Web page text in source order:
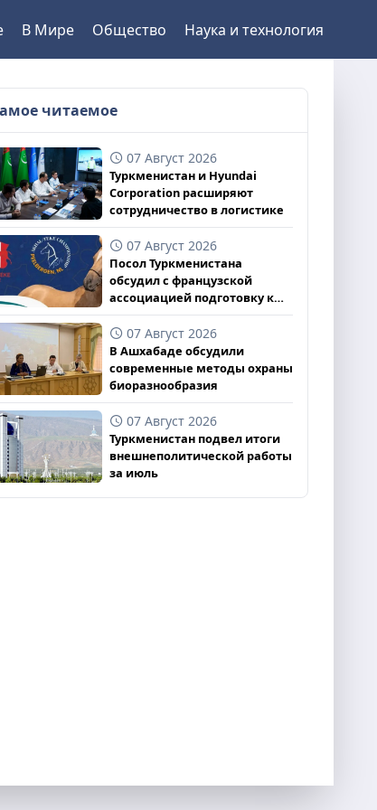
В Мире Общество Наука и технология
читаемое
07 Август 2026
Туркменистан и Hyundai
Corporation расширяют
сотрудничество в логистике
07 Август 2026
Посол Туркменистана
обсудил с французской
ассоциацией подготовку к
чемпионату
07 Август 2026
В Ашхабаде обсудили
современные методы охраны
биоразнообразия
07 Август 2026
Туркменистан подвел итоги
внешнеполитической работы
за июль